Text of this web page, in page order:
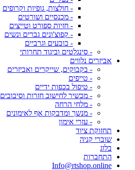
- חולצות, גופיות וקרופים
- מכנסיים ושורטים
- חזיות ספורט וטייצים
- קפוצ'ונים גברים ונשים
- כובעים וגרביים
- סינגלטים וביגוד תחרותי
אביזרים נלווים
- בקבוקים, שייקרים ואביזרים
- טייפים
- טיפול בכפות ידיים
- מכשיר לחישוב חזרות וסיבובים
- מלחי הרחה
- מנשך ומדבקות אף לאימונים
- עזרי אימון
תחזוקת ציוד
שוברי קניה
בלוג
התחברות
Info@rtshop.online